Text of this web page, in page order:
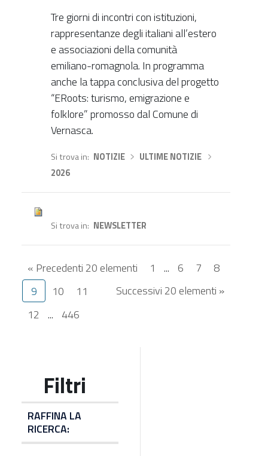
Tre giorni di incontri con istituzioni,
rappresentanze degli italiani all’estero
e associazioni della comunità
emiliano-romagnola. In programma
anche la tappa conclusiva del progetto
“ERoots: turismo, emigrazione e
folklore” promosso dal Comune di
Vernasca.
Si trova in NOTIZIE› ULTIME NOTIZIE
2026
Si trova in NEWSLETTER
« Precedenti 20 elementi
Successivi 20 elementi »
1 ... 6 7
8
9
10
11
12 ... 446
RAFFINA LA
RICERCA: